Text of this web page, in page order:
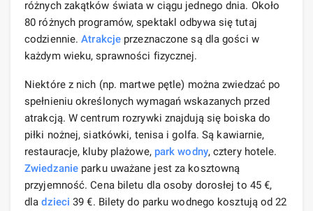
różnych zakątków świata w ciągu jednego dnia. Około
80 różnych programów, spektakl odbywa się tutaj
codziennie.Atrakcje przeznaczone są dla gości w
każdym wieku, sprawności fizycznej.
Niektóre z nich (np. martwe pętle) można zwiedzać po
spełnieniu określonych wymagań wskazanych przed
atrakcją. W centrum rozrywki znajdują się boiska do
piłki nożnej, siatkówki, tenisa i golfa. Są kawiarnie,
restauracje, kluby plażowe, park wodny, cztery hotele.
Zwiedzanie parku uważane jest za kosztowną
przyjemność. Cena biletu dla osoby dorosłej to 45 €,
dladzieci 39 €. Bilety do parku wodnego kosztują od 22